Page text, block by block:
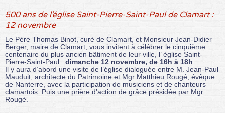
500 ans de l’église Saint-Pierre-Saint-Paul de Clamart :
12 novembre
Le Père Thomas Binot, curé de Clamart, et Monsieur Jean-Didier
Berger, maire de Clamart, vous invitent à célébrer le cinquième
centenaire du plus ancien bâtiment de leur ville, l’ église Saint-
Pierre-Saint-Paul : dimanche 12 novembre, de 16h à 18h
Il y aura d’abord une visite de l’église dialoguée entre M. Jean-Paul
Mauduit, architecte du Patrimoine et Mgr Matthieu Rougé, évêque
de Nanterre, avec la participation de musiciens et de chanteurs
clamartois. Puis une prière d’action de grâce présidée par Mgr
Rougé.